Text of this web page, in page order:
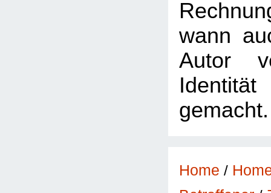
wann
Autor
gemacht.
Home /